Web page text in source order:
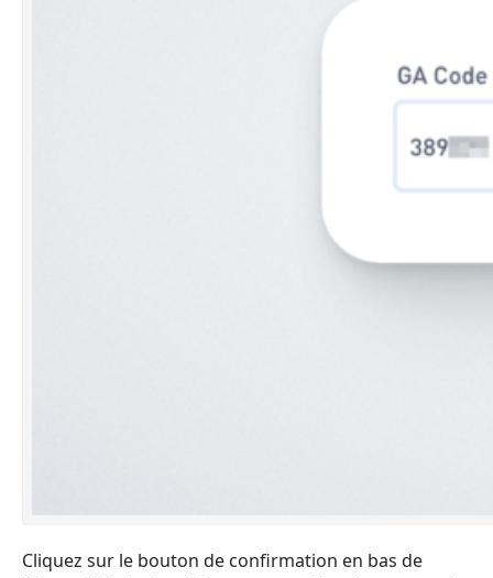
Cliquez sur le bouton de confirmation en bas de